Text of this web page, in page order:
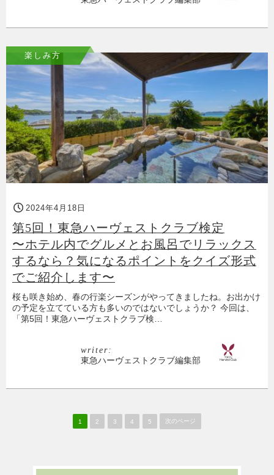
楽しみ方
2024年4月18日
第5回！東急ハーヴェストクラブ検定
〜ホテル内でグルメとお風呂でリラックス
するなら？気になるポイントをクイズ形式
でご紹介します〜
桜も咲き始め、春の行楽シーズンがやってきましたね。お出かけ
の予定を立てている方も多いのではないでしょうか？ 今回は、
「第5回！東急ハーヴェストクラブ検…
writer:
東急ハーヴェストクラブ編集部
1 2 3 4 5 次のページ